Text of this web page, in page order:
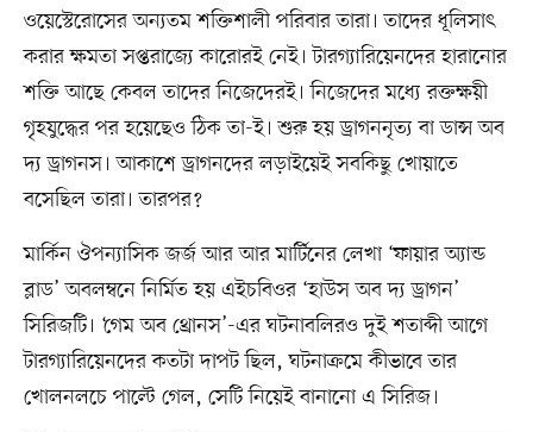
ওয়েস্টেরোসের অন্যতম শক্তিশালী পরিবার তারা। তাদের ধূলিসাৎ
করার ক্ষমতা সপ্তরাজ্যে কারোরই নেই। টারগ্যারিয়েনদের হারানোর
শক্তি আছে কেবল তাদের নিজেদেরই। নিজেদের মধ্যে রক্তক্ষয়ী
গৃহযুদ্ধের পর হয়েছেও ঠিক তা-ই। শুরু হয় ড্রাগননৃত্য বা ডান্স অব
দ্য ড্রাগনস। আকাশে ড্রাগনদের লড়াইয়েই সবকিছু খোয়াতে
বসেছিল তারা। তারপর?
মার্কিন ঔপন্যাসিক জর্জ আর আর মার্টিনের লেখা ‘ফায়ার অ্যান্ড
ব্লাড’ অবলম্বনে নির্মিত হয় এইচবিওর ‘হাউস অব দ্য ড্রাগন’
সিরিজটি। ‘গেম অব থ্রোনস’-এর ঘটনাবলিরও দুই শতাব্দী আগে
টারগ্যারিয়েনদের কতটা দাপট ছিল, ঘটনাক্রমে কীভাবে তার
খোলনলচে পাল্টে গেল, সেটি নিয়েই বানানো এ সিরিজ।